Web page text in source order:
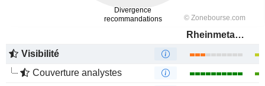
Rheinmetall AG
Visibilité
Couverture analystes